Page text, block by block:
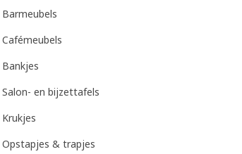
Barmeubels
Cafémeubels
Bankjes
Salon- en bijzettafels
Krukjes
Opstapjes & trapjes